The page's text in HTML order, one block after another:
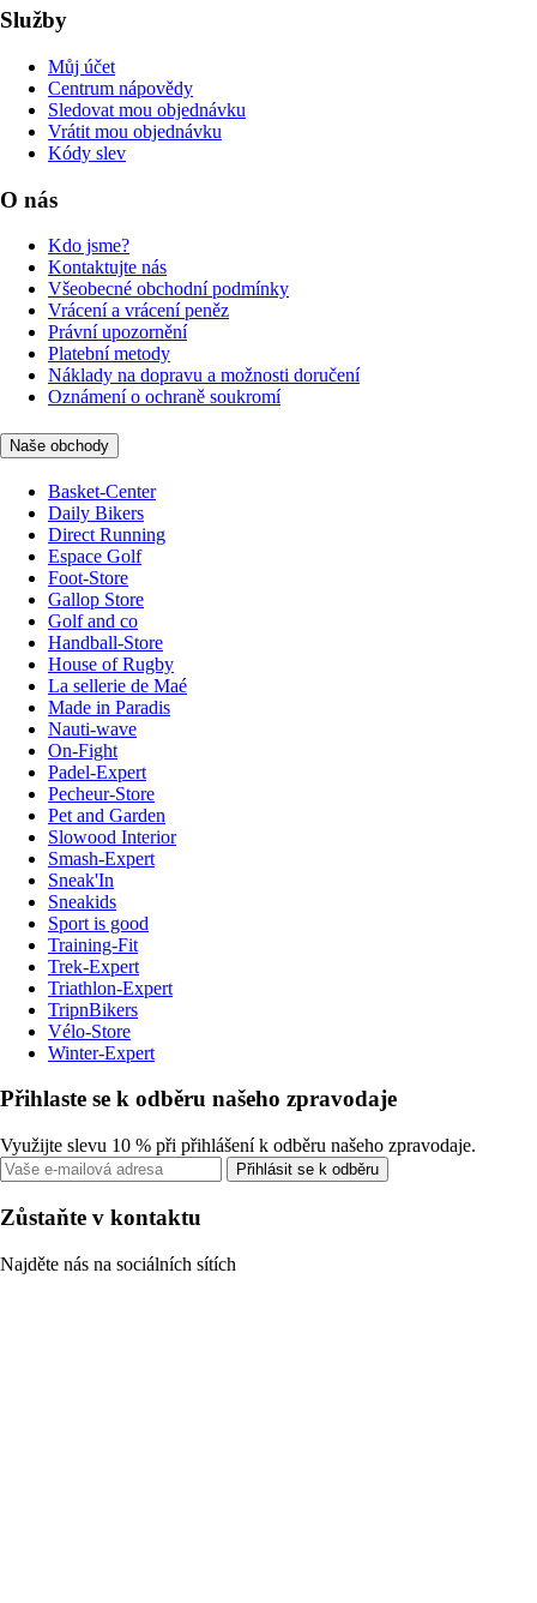
Služby
Můj účet
Centrum nápovědy
Sledovat mou objednávku
Vrátit mou objednávku
Kódy slev
O nás
Kdo jsme?
Kontaktujte nás
Všeobecné obchodní podmínky
Vrácení a vrácení peněz
Právní upozornění
Platební metody
Náklady na dopravu a možnosti doručení
Oznámení o ochraně soukromí
Naše obchody
Basket-Center
Daily Bikers
Direct Running
Espace Golf
Foot-Store
Gallop Store
Golf and co
Handball-Store
House of Rugby
La sellerie de Maé
Made in Paradis
Nauti-wave
On-Fight
Padel-Expert
Pecheur-Store
Pet and Garden
Slowood Interior
Smash-Expert
Sneak'In
Sneakids
Sport is good
Training-Fit
Trek-Expert
Triathlon-Expert
TripnBikers
Vélo-Store
Winter-Expert
Přihlaste se k odběru našeho zpravodaje
Využijte slevu 10 % při přihlášení k odběru našeho zpravodaje.
Přihlásit se k odběru
Zůstaňte v kontaktu
Najděte nás na sociálních sítích